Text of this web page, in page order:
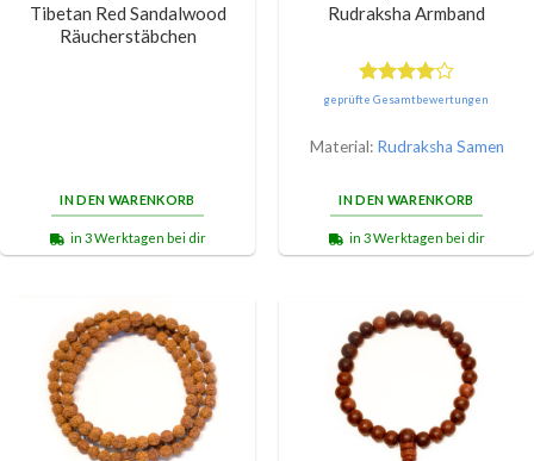
Tibetan Red Sandalwood
Räucherstäbchen
IN DEN WARENKORB
in 3 Werktagen bei dir
Rudraksha Armband
Bewertet
von 5
geprüfte Gesamtbewertungen
Material: Rudraksha Samen
IN DEN WARENKORB
in 3 Werktagen bei dir